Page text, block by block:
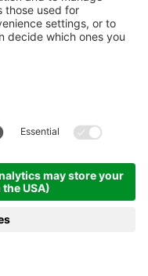
Walter & Co. MwSt-Nr.
. Cookie-Einstellungen